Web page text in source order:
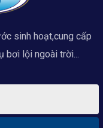
sinh hoạt,cung cấp
bơi lội ngoài trời...